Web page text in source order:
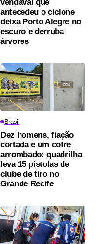
vendaval que
antecedeu o ciclone
deixa Porto Alegre no
escuro e derruba
árvores
Brasil
Dez homens, fiação
cortada e um cofre
arrombado: quadrilha
leva 15 pistolas de
clube de tiro no
Grande Recife